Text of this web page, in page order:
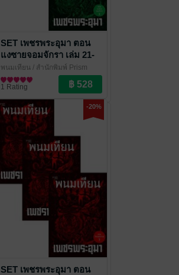
SET เพชรพระอุมา ตอน
แงซายจอมจักรา เล่ม 21-
24
พนมเทียน / สำนักพิมพ์ Prism
นิยายผจญภัย/บู๊แอกชัน
1 Rating
-20%
SET เพชรพระอุมา ตอน